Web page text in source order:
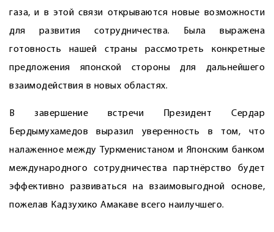
газа, и в этой связи открываются новые возможности
для развития сотрудничества. Была выражена
готовность нашей страны рассмотреть конкретные
предложения японской стороны для дальнейшего
взаимодействия в новых областях.
В завершение встречи Президент Сердар
Бердымухамедов выразил уверенность в том, что
налаженное между Туркменистаном и Японским банком
международного сотрудничества парт­нёрство будет
эффективно развиваться на взаимовыгодной основе,
пожелав Кадзухико Амакаве всего наилучшего.